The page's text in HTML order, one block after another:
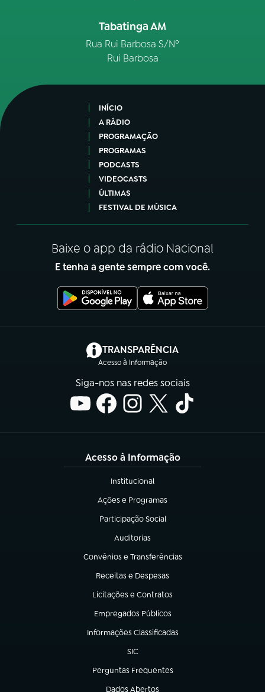
Tabatinga AM
Rua Rui Barbosa S/Nº
Rui Barbosa
INÍCIO
A RÁDIO
PROGRAMAÇÃO
PROGRAMAS
PODCASTS
VIDEOCASTS
ÚLTIMAS
FESTIVAL DE MÚSICA
Baixe o app da rádio Nacional
E tenha a gente sempre com você.
TRANSPARÊNCIA
Acesso à Informação
(abre em nova aba)
Siga-nos nas redes sociais
Acesso à Informação
Institucional
(abre em nova aba)
Ações e Programas
(abre em nova aba)
Participação Social
(abre em nova aba)
Auditorias
(abre em nova aba)
Convênios e Transferências
(abre em nova aba)
Receitas e Despesas
(abre em nova aba)
Licitações e Contratos
(abre em nova aba)
Empregados Públicos
(abre em nova aba)
Informações Classificadas
(abre em nova aba)
SIC
(abre em nova aba)
Perguntas Frequentes
(abre em nova aba)
Dados Abertos